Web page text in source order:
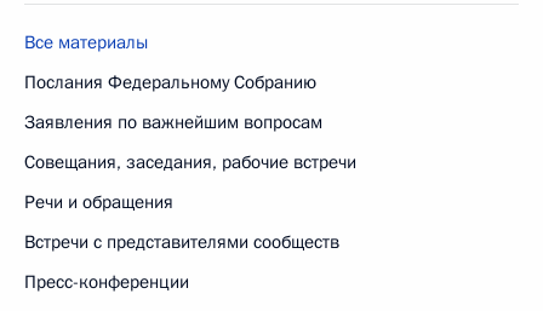
Все материалы
Послания Федеральному Собранию
Заявления по важнейшим вопросам
Совещания, заседания, рабочие встречи
Речи и обращения
Встречи с представителями сообществ
Пресс-конференции